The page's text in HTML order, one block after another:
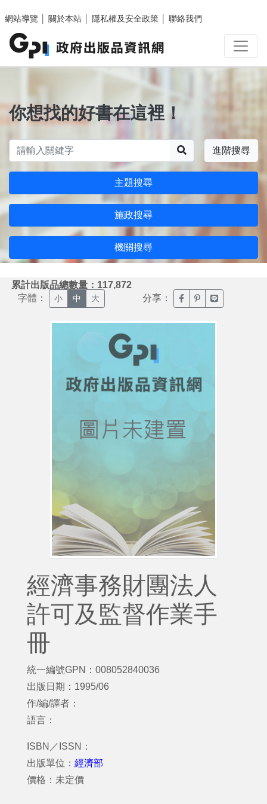
網站導覽
關於本站 隱私權及安全政策 聯絡我們
你想找的好書在這裡！
進階搜尋
主題搜尋
施政搜尋
機關搜尋
累計出版品總數量：117,872
字體： 小 中 大 分享： 臉書分享(另開新視窗)
噗浪分享(另開新
Line分享(另
經濟事務財團法人
許可及監督作業手
冊
統一編號GPN：008052840036
出版日期：1995/06
作/編/譯者：
語言：
ISBN／ISSN：
出版單位： 經濟部
價格：未定價